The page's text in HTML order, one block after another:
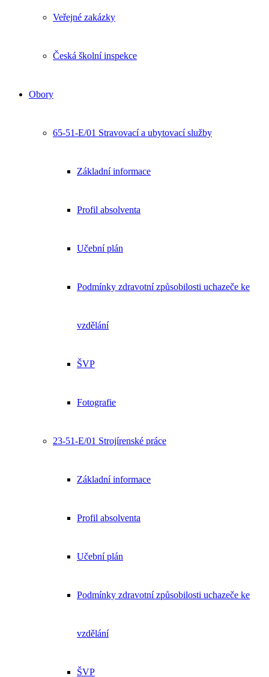
Veřejné zakázky
Česká školní inspekce
Obory
65-51-E/01 Stravovací a ubytovací služby
Základní informace
Profil absolventa
Učební plán
Podmínky zdravotní způsobilosti uchazeče ke
vzdělání
ŠVP
Fotografie
23-51-E/01 Strojírenské práce
Základní informace
Profil absolventa
Učební plán
Podmínky zdravotní způsobilosti uchazeče ke
vzdělání
ŠVP